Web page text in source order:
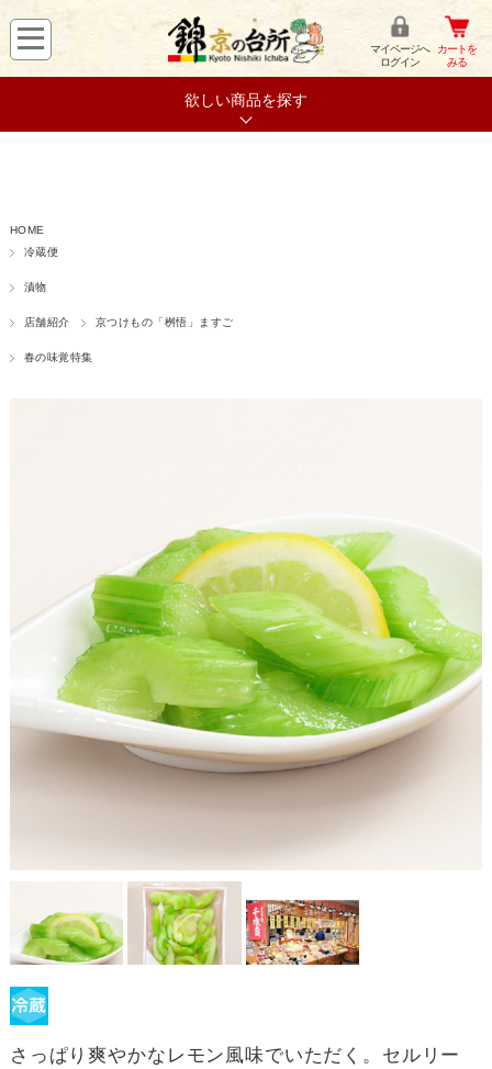
マイページへ
ログイン
カートを
みる
欲しい商品を探す
HOME
冷蔵便
漬物
店舗紹介 京つけもの「桝悟」ますご
春の味覚特集
さっぱり爽やかなレモン風味でいただく。セルリー